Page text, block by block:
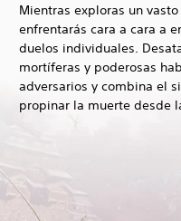
Mientras exploras un
enfrentarás cara a cara a
duelos individuales.
mortíferas y poderosas
adversarios y combina el
propinar la muerte desde